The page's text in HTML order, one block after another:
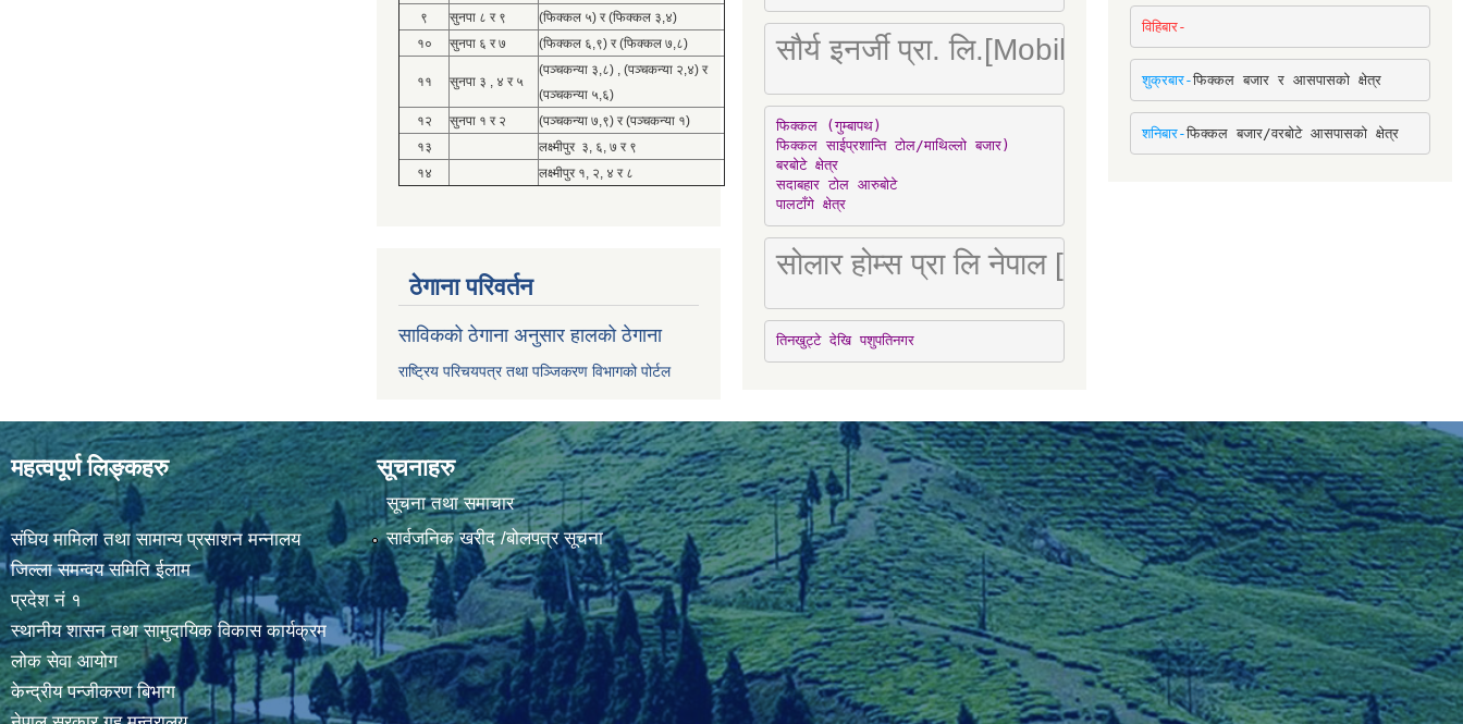
९
सुनपा ८ र ९
(फिक्कल ५) र (फिक्कल ३,४)
१०
सुनपा ६ र ७ (फिक्कल ६,९) र (फिक्कल ७,८)
११ सुनपा ३ , ४ र ५
(पञ्चकन्या ३,८) , (पञ्चकन्या २,४) र
(पञ्चकन्या ५,६)
१२
सुनपा १ र २
(पञ्चकन्या ७,९) र (पञ्चकन्या १)
१३
लक्ष्मीपुर ३, ६, ७ र ९
१४
लक्ष्मीपुर १, २, ४ र ८
ठेगाना परिवर्तन
साविकको ठेगाना अनुसार हालको ठेगाना
राष्ट्रिय परिचयपत्र तथा पञ्जिकरण विभागको पोर्टल
सौर्य इनर्जी प्रा. लि.[Mobile : 9842780266]
फिक्कल (गुम्बापथ)
फिक्कल साईप्रशान्ति टोल/माथिल्लो बजार)
बरबोटे क्षेत्र
सदाबहार टोल आरुबोटे
पालटाँगे क्षेत्र
सोलार होम्स प्रा लि नेपाल [Mobile : 9851066274]
तिनखुट्टे देखि पशुपतिनगर
विहिबार-
शुक्रबार-फिक्कल बजार र आसपासको क्षेत्र
शनिबार-फिक्कल बजार/वरबोटे आसपासको क्षेत्र
महत्वपूर्ण लिङ्कहरु
संघिय मामिला तथा सामान्य प्रसाशन मन्नालय
जिल्ला समन्वय समिति ईलाम
प्रदेश नं १
स्थानीय शासन तथा सामुदायिक विकास कार्यक्रम
लोक सेवा आयोग
केन्द्रीय पन्जीकरण बिभाग
सूचनाहरु
सूचना तथा समाचार
सार्वजनिक खरीद /बोलपत्र सूचना